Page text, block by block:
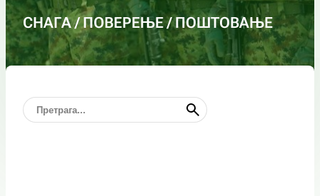
СНАГА / ПОВЕРЕЊЕ / ПОШТОВАЊЕ